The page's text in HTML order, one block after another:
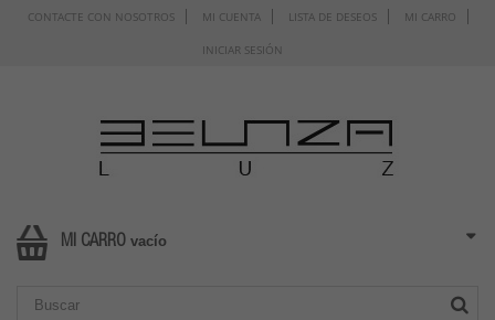
CONTACTE CON NOSOTROS MI CUENTA LISTA DE DESEOS MI CARRO
INICIAR SESIÓN
MI CARRO vacío